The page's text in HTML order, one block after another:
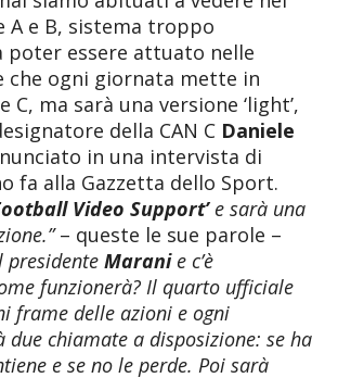
A e B, sistema troppo
poter essere attuato nelle
che ogni giornata mette in
C, ma sarà una versione ‘light’,
della CAN C Daniele
in una intervista di
fa alla Gazzetta dello Sport.
Video Support’e sarà una
– queste le sue parole –
presidente Maranie c’è
funzionerà? Il quarto ufficiale
frame delle azioni e ogni
due chiamate a disposizione: se ha
e se no le perde. Poi sarà